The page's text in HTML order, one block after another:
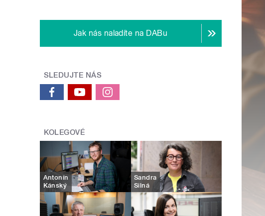
Jak nás naladíte na DABu
SLEDUJTE NÁS
KOLEGOVÉ
Antonín
Kánský
Sandra
Silná